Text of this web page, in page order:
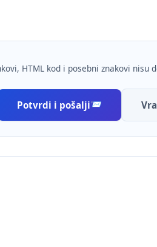
HTML kod i posebni znakovi nisu
Potvrdi i pošalji